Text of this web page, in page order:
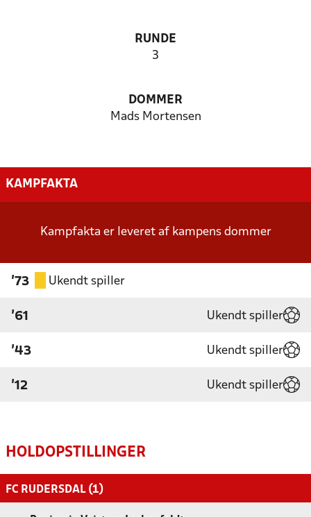
RUNDE
3
DOMMER
Mads Mortensen
KAMPFAKTA
Kampfakta er leveret af kampens dommer
'73 Ukendt spiller
'61 Ukendt spiller
'43 Ukendt spiller
'12 Ukendt spiller
HOLDOPSTILLINGER
FC RUDERSDAL (1)